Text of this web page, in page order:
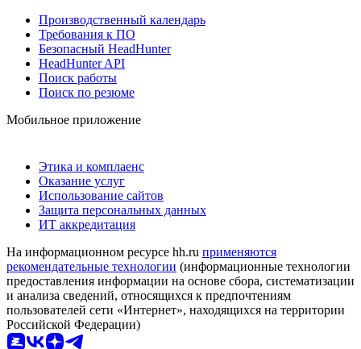
Производственный календарь
Требования к ПО
Безопасный HeadHunter
HeadHunter API
Поиск работы
Поиск по резюме
Мобильное приложение
Этика и комплаенс
Оказание услуг
Использование сайтов
Защита персональных данных
ИТ аккредитация
На информационном ресурсе hh.ru применяются
рекомендательные технологии (информационные технологии
предоставления информации на основе сбора, систематизации
и анализа сведений, относящихся к предпочтениям
пользователей сети «Интернет», находящихся на территории
Российской Федерации)